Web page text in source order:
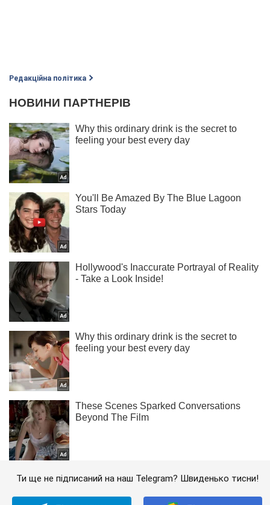
Редакційна політика
Ти ще не підписаний на наш Telegram? Швиденько тисни!